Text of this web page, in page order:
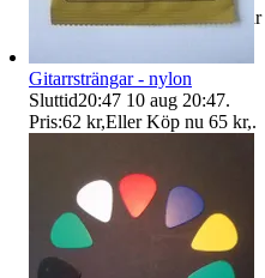
Ersättning om varan inte
Gitarrsträngar - nylon
Sluttid20:47 10 aug 20:47.
Pris:62 kr,Eller Köp nu 65 kr,.